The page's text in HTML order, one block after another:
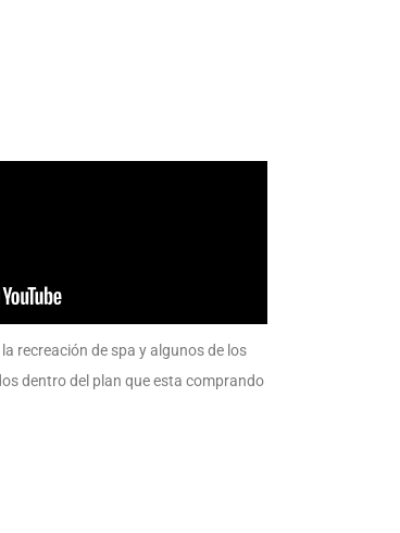
recreación de spa y algunos de los
dentro del plan que esta comprando